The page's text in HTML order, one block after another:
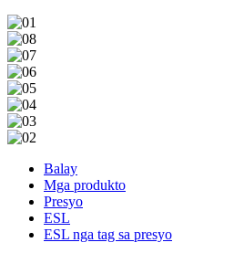
Balay
Mga produkto
Presyo
ESL
ESL nga tag sa presyo